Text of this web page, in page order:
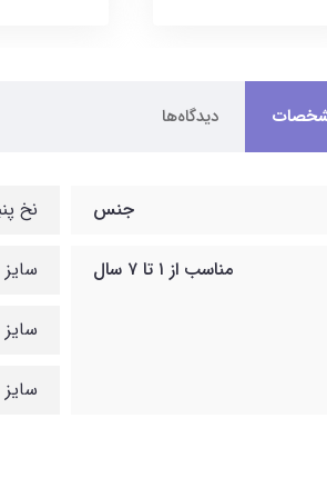
دیدگاه‌ها
جنس نخ
مناسب از ۱ تا ۷ سال سایز 35 : عرض سینه 28، قد بلور 35، قد شلوار 45
سایز 40 : عرض سینه 31، قد بلوز 39، قد شلوار 53
سایز 45 : عرض سینه 34، قد بلوز 44، قد شلوار 60